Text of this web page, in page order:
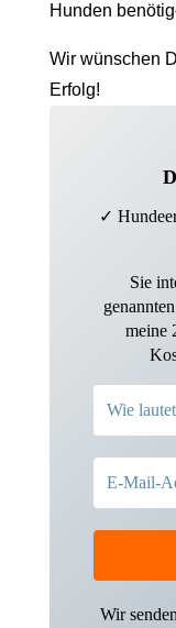
Hunden
Wir wünschen
Erfolg!
✓
Sie
meine
Wir